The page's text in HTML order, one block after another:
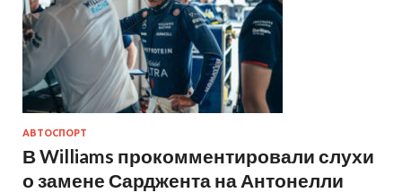
АВТОСПОРТ
В Williams прокомментировали слухи
о замене Сарджента на Антонелли